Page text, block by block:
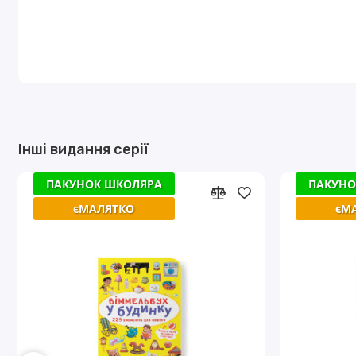
Інші видання серії
ПАКУНОК ШКОЛЯРА
єМАЛЯТКО
ПАКУНОК ШКОЛЯРА
єМАЛЯТКО